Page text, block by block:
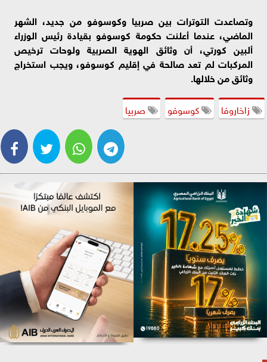
وتصاعدت التوترات بين صربيا وكوسوفو من جديد، الشهر
الماضي، عندما أعلنت حكومة كوسوفو بقيادة رئيس الوزراء
ألبين كورتي، أن وثائق الهوية الصربية ولوحات ترخيص
المركبات لم تعد صالحة في إقليم كوسوفو، ويجب استخراج
وثائق من خلالها.
زاخاروفا كوسوفو صربيا